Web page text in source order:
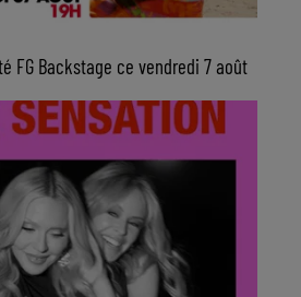
FG Backstage ce vendredi 7 août